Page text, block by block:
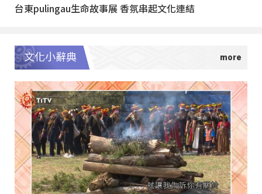
台東pulingau生命故事展 香氛串起文化連結
文化小辭典